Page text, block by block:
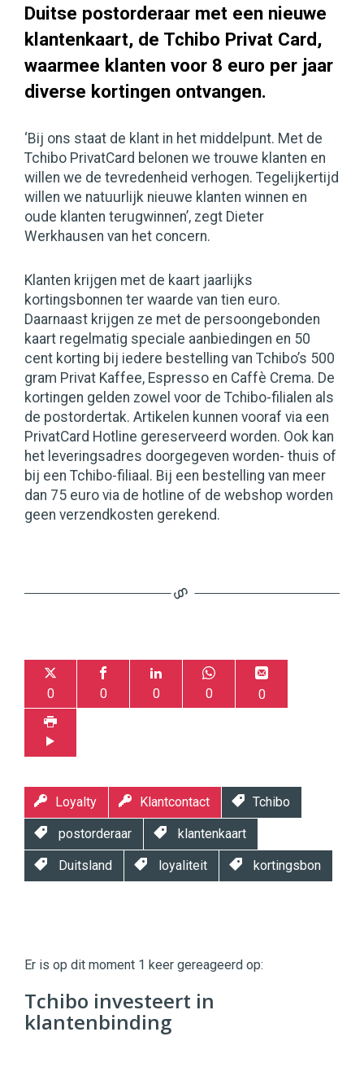
Duitse postorderaar met een nieuwe
klantenkaart, de Tchibo Privat Card,
waarmee klanten voor 8 euro per jaar
diverse kortingen ontvangen.
‘Bij ons staat de klant in het middelpunt. Met de
Tchibo PrivatCard belonen we trouwe klanten en
willen we de tevredenheid verhogen. Tegelijkertijd
willen we natuurlijk nieuwe klanten winnen en
oude klanten terugwinnen’, zegt Dieter
Werkhausen van het concern.
Klanten krijgen met de kaart jaarlijks
kortingsbonnen ter waarde van tien euro.
Daarnaast krijgen ze met de persoongebonden
kaart regelmatig speciale aanbiedingen en 50
cent korting bij iedere bestelling van Tchibo’s 500
gram Privat Kaffee, Espresso en Caffè Crema. De
kortingen gelden zowel voor de Tchibo-filialen als
de postordertak. Artikelen kunnen vooraf via een
PrivatCard Hotline gereserveerd worden. Ook kan
het leveringsadres doorgegeven worden- thuis of
bij een Tchibo-filiaal. Bij een bestelling van meer
dan 75 euro via de hotline of de webshop worden
geen verzendkosten gerekend.
0 0 0 0 0
Loyalty Klantcontact Tchibo
postorderaar klantenkaart
Duitsland loyaliteit kortingsbon
|
Digital
Commerce https://twinklemagazine.nl
9654
Er is op dit moment 1 keer gereageerd op:
Tchibo investeert in
klantenbinding